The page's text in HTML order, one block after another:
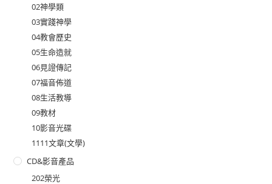
02神學類
03實踐神學
04教會歷史
05生命造就
06見證傳記
07福音佈道
08生活教導
09教材
10影音光碟
1111文章(文學)
CD&影音產品
202榮光